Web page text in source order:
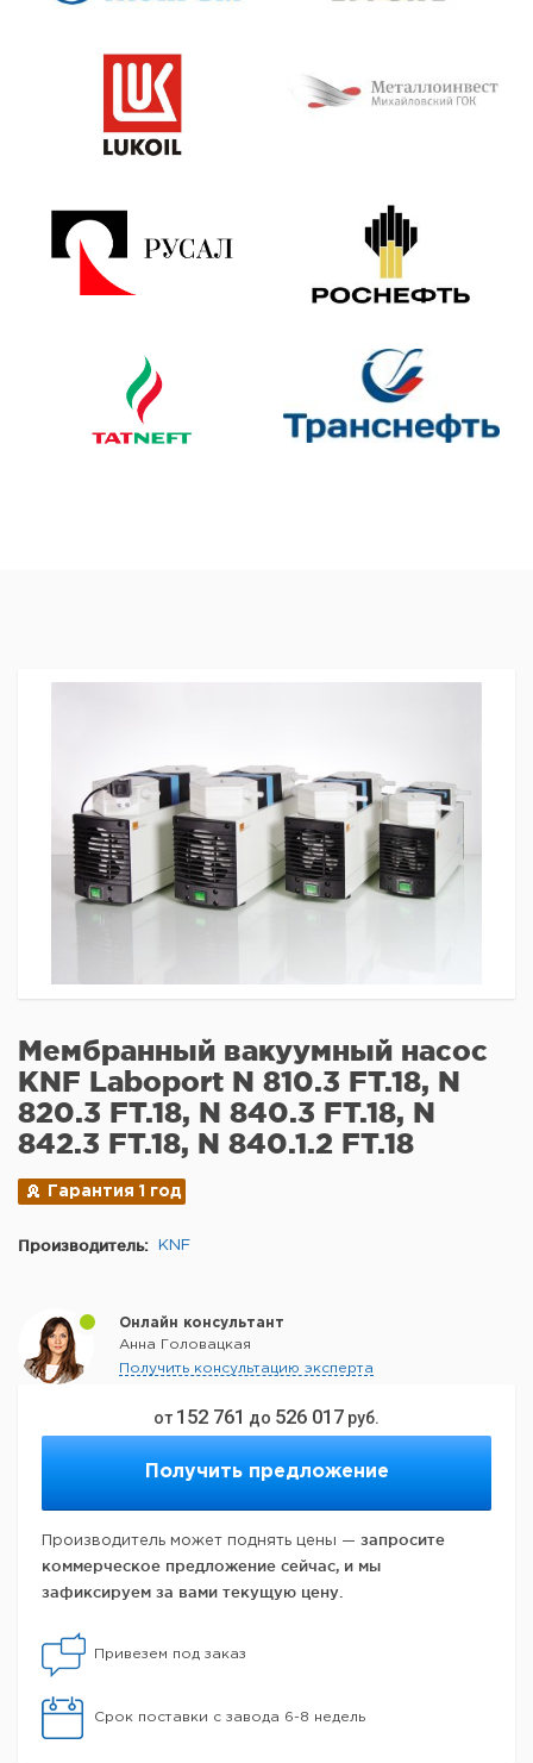
от 152 761 до 526 017 руб.
Получить предложение
Производитель может поднять цены — запросите
коммерческое предложение сейчас, и мы
зафиксируем за вами текущую цену.
Привезем под заказ
Срок поставки с завода 6-8 недель
Мембранный вакуумный насос
KNF Laboport N 810.3 FT.18, N
820.3 FT.18, N 840.3 FT.18, N
842.3 FT.18, N 840.1.2 FT.18
Гарантия 1 год
Производитель: KNF
Онлайн консультант
Анна Головацкая
Получить консультацию эксперта